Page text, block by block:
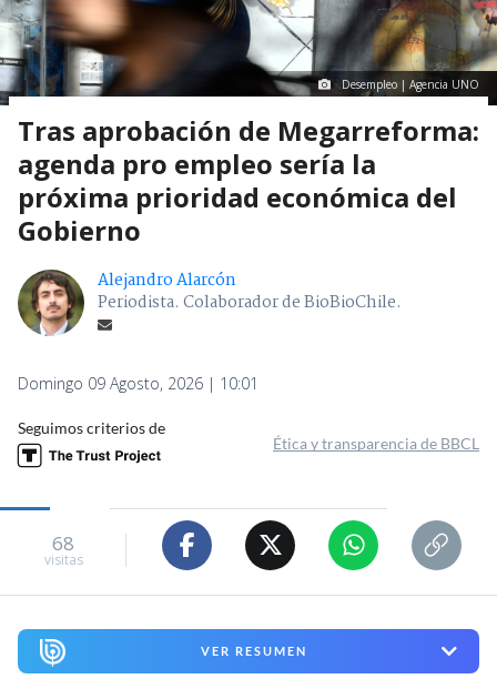
Desempleo | Agencia UNO
Tras aprobación de Megarreforma:
agenda pro empleo sería la
próxima prioridad económica del
Gobierno
Alejandro Alarcón
Periodista. Colaborador de BioBioChile.
Domingo 09 Agosto, 2026 | 10:01
Seguimos criterios de
Ética y transparencia de BBCL
68
visitas
VER RESUMEN